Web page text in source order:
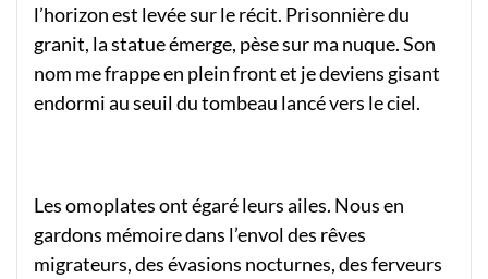
l’horizon est levée sur le récit. Prisonnière du
granit, la statue émerge, pèse sur ma nuque. Son
nom me frappe en plein front et je deviens gisant
endormi au seuil du tombeau lancé vers le ciel.
Les omoplates ont égaré leurs ailes. Nous en
gardons mémoire dans l’envol des rêves
migrateurs, des évasions nocturnes, des ferveurs